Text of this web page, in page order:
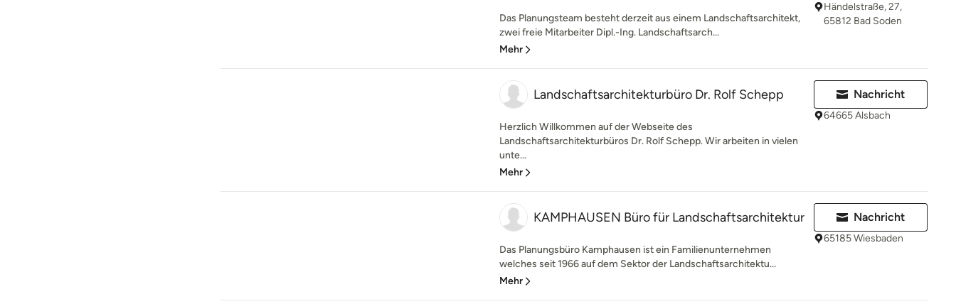
Das Planungsteam besteht derzeit aus einem Landschaftsarchitekt,
zwei freie Mitarbeiter Dipl.-Ing. Landschaftsarch...
Mehr
Händelstraße, 27,
65812 Bad Soden
Landschaftsarchitekturbüro Dr. Rolf Schepp
Herzlich Willkommen auf der Webseite des
Landschaftsarchitekturbüros Dr. Rolf Schepp. Wir arbeiten in vielen
unte...
Mehr
Nachricht
64665 Alsbach
KAMPHAUSEN Büro für Landschaftsarchitektur
Das Planungsbüro Kamphausen ist ein Familienunternehmen
welches seit 1966 auf dem Sektor der Landschaftsarchitektu...
Mehr
Nachricht
65185 Wiesbaden